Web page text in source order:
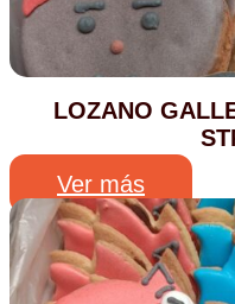
LOZANO
Ver más